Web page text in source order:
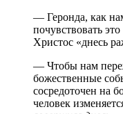
— Геронда, как
почувствовать
Христос «днесь
— Чтобы нам
божественные
сосредоточен на
человек